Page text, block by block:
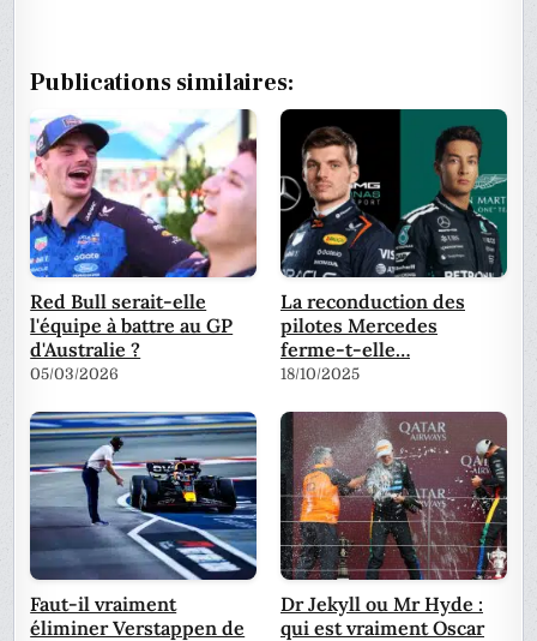
Publications similaires:
Red Bull serait-elle
l'équipe à battre au GP
d'Australie ?
05/03/2026
La reconduction des
pilotes Mercedes
ferme-t-elle…
18/10/2025
Faut-il vraiment
éliminer Verstappen de
Dr Jekyll ou Mr Hyde :
qui est vraiment Oscar